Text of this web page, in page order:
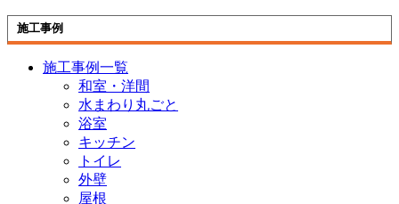
施工事例
施工事例一覧
和室・洋間
水まわり丸ごと
浴室
キッチン
トイレ
外壁
屋根